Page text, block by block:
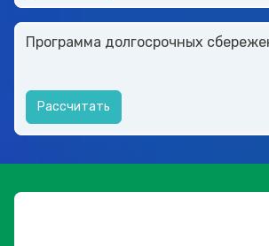
Программа долгосрочных
Рассчитать